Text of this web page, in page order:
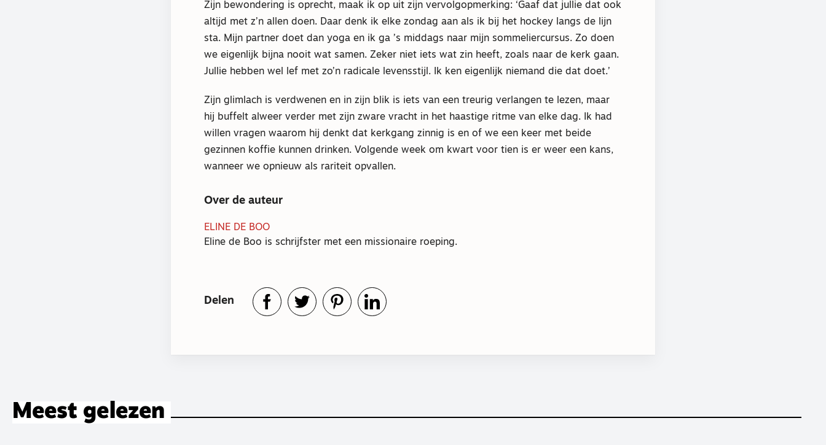
Zijn bewondering is oprecht, maak ik op uit zijn vervolgopmerking: ‘Gaaf dat jullie dat ook
altijd met z’n allen doen. Daar denk ik elke zondag aan als ik bij het hockey langs de lijn
sta. Mijn partner doet dan yoga en ik ga ’s middags naar mijn sommeliercursus. Zo doen
we eigenlijk bijna nooit wat samen. Zeker niet iets wat zin heeft, zoals naar de kerk gaan.
Jullie hebben wel lef met zo’n radicale levensstijl. Ik ken eigenlijk niemand die dat doet.’
Zijn glimlach is verdwenen en in zijn blik is iets van een treurig verlangen te lezen, maar
hij buffelt alweer verder met zijn zware vracht in het haastige ritme van elke dag. Ik had
willen vragen waarom hij denkt dat kerkgang zinnig is en of we een keer met beide
gezinnen koffie kunnen drinken. Volgende week om kwart voor tien is er weer een kans,
wanneer we opnieuw als rariteit opvallen.
Over de auteur
ELINE DE BOO
Eline de Boo is schrijfster met een missionaire roeping.
Delen
Meest gelezen